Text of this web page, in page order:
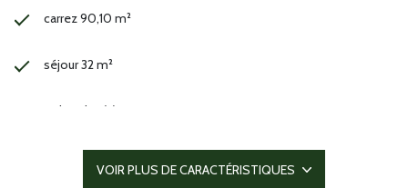
carrez 90,10 m²
séjour 32 m²
3 chambre(s)
VOIR PLUS DE CARACTÉRISTIQUES